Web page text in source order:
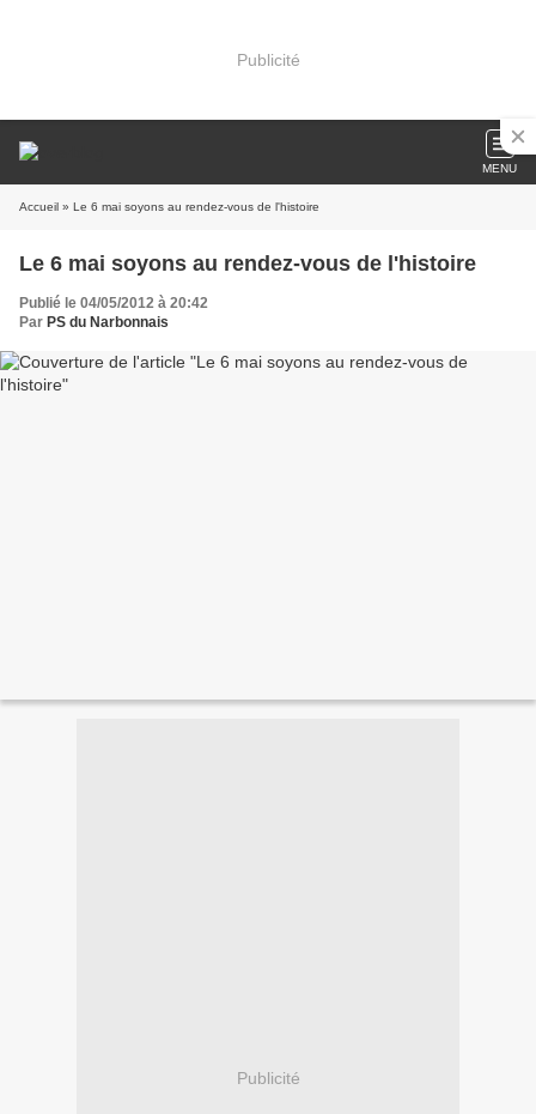
Publicité
MENU
Accueil » Le 6 mai soyons au rendez-vous de l'histoire
Le 6 mai soyons au rendez-vous de l'histoire
Publié le 04/05/2012 à 20:42
Par PS du Narbonnais
Publicité